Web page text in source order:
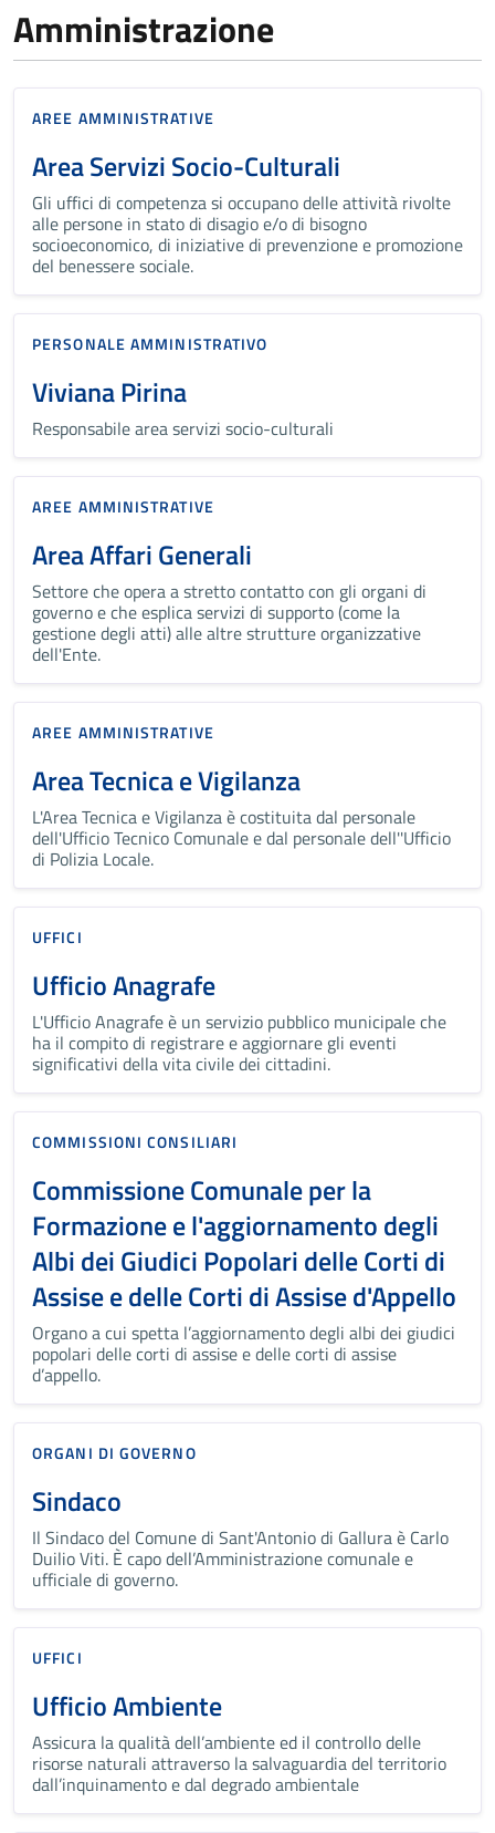
Amministrazione
AREE AMMINISTRATIVE
Area Servizi Socio-Culturali
Gli uffici di competenza si occupano delle attività rivolte
alle persone in stato di disagio e/o di bisogno
socioeconomico, di iniziative di prevenzione e promozione
del benessere sociale.
PERSONALE AMMINISTRATIVO
Viviana Pirina
Responsabile area servizi socio-culturali
AREE AMMINISTRATIVE
Area Affari Generali
Settore che opera a stretto contatto con gli organi di
governo e che esplica servizi di supporto (come la
gestione degli atti) alle altre strutture organizzative
dell'Ente.
AREE AMMINISTRATIVE
Area Tecnica e Vigilanza
L'Area Tecnica e Vigilanza è costituita dal personale
dell'Ufficio Tecnico Comunale e dal personale dell''Ufficio
di Polizia Locale.
UFFICI
Ufficio Anagrafe
L'Ufficio Anagrafe è un servizio pubblico municipale che
ha il compito di registrare e aggiornare gli eventi
significativi della vita civile dei cittadini.
COMMISSIONI CONSILIARI
Commissione Comunale per la
Formazione e l'aggiornamento degli
Albi dei Giudici Popolari delle Corti di
Assise e delle Corti di Assise d'Appello
Organo a cui spetta l’aggiornamento degli albi dei giudici
popolari delle corti di assise e delle corti di assise
d’appello.
ORGANI DI GOVERNO
Sindaco
Il Sindaco del Comune di Sant'Antonio di Gallura è Carlo
Duilio Viti. È capo dell’Amministrazione comunale e
ufficiale di governo.
UFFICI
Ufficio Ambiente
Assicura la qualità dell’ambiente ed il controllo delle
risorse naturali attraverso la salvaguardia del territorio
dall’inquinamento e dal degrado ambientale